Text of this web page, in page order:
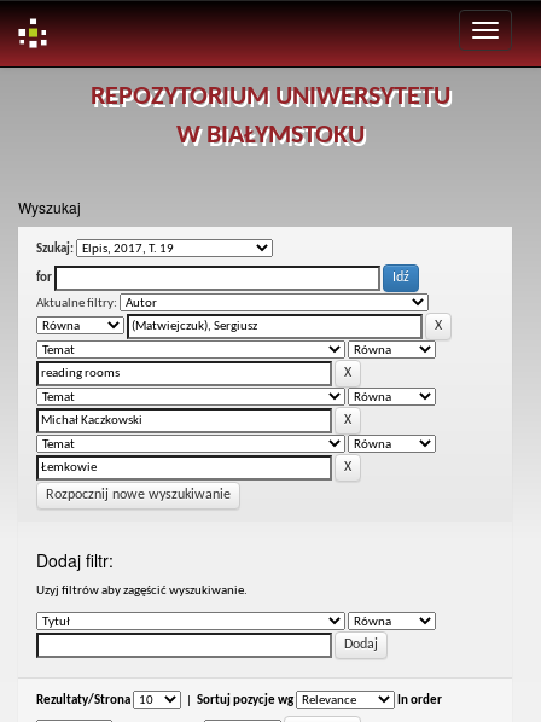
REPOZYTORIUM UNIWERSYTETU
W BIAŁYMSTOKU
Wyszukaj
Szukaj:
for
Aktualne filtry:
Rozpocznij nowe wyszukiwanie
Dodaj filtr:
Uzyj filtrów aby zagęścić wyszukiwanie.
Rezultaty/Strona Sortuj pozycje wg In order